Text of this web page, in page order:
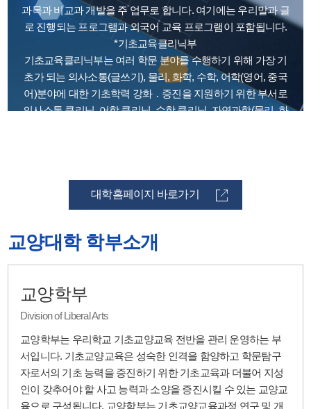
과목과 비교과 개발을 주 업무로 합니다. 여기에는 우리말과 글
로 진행되는 프로그램과 외국어 교육 프로그램이 포함됩니다.
*기초교육클리닉부
기초교육클리닉부는 여러 학문 분야를 수행하기 위해 가장 기
초가 되는 의사소통(글쓰기), 물리, 화학, 수학, 어학(영어, 중국
어)분야에 대한 기초학력 강화 ․ 증진을 지원하기 위한 부서로
의사소통 클리닉, 어학 클리닉, 수학 클리닉, 자연과학(물리, 화
대학홈페이지 바로가기
교양대학 학부소개
교양학부
Division of Liberal Arts
교양학부는 우리학교 기초교양교육 전반을 관리 운영하는 부
서입니다. 기초교양교육은 성숙한 인격을 함양하고 학문탐구
자로서의 기초 능력을 증진하기 위한 기초교육과 더불어 지성
인이 갖추어야 할 사고 능력과 소양을 증진시킬 수 있는 교양교
육으로 구성됩니다. 교양학부는 기초교양교육과정 연구 및 개